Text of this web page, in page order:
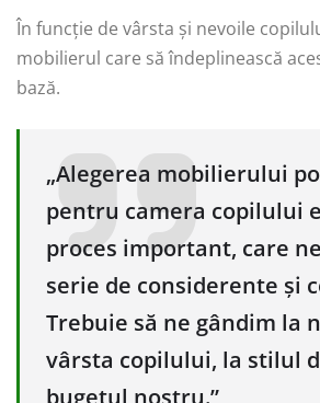
În funcție de vârsta și nevoile
mobilierul care să îndeplinească
bază.
„Alegerea mobilierului
pentru camera copilului
proces important, care
serie de considerente și
Trebuie să ne gândim la
vârsta copilului, la stilul
bugetul nostru.”